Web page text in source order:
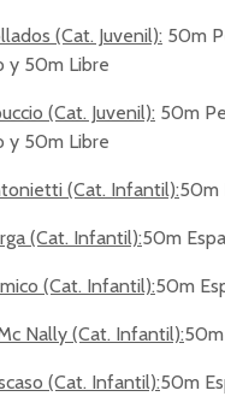
(Cat. Juvenil): 50m
y 50m Libre
(Cat. Juvenil): 50m
y 50m Libre
(Cat. Infantil):50m
(Cat. Infantil):50m
(Cat. Infantil):50m
Nally (Cat. Infantil):
(Cat. Infantil):50m